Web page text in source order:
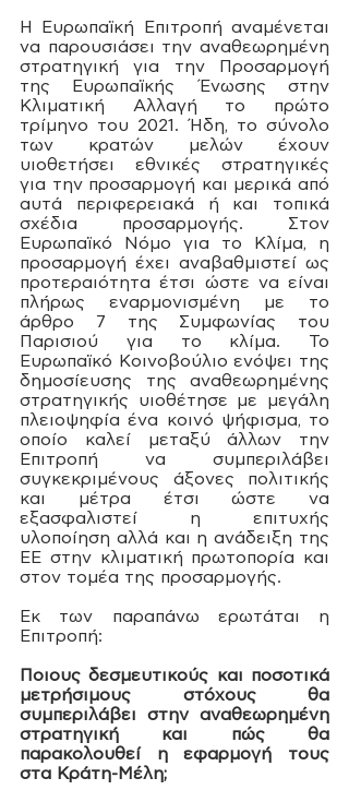
Η Ευρωπαϊκή Επιτροπή αναμένεται
να παρουσιάσει την αναθεωρημένη
στρατηγική για την Προσαρμογή
της Ευρωπαϊκής Ένωσης στην
Κλιματική Αλλαγή το πρώτο
τρίμηνο του 2021. Ήδη, το σύνολο
των κρατών μελών έχουν
υιοθετήσει εθνικές στρατηγικές
για την προσαρμογή και μερικά από
αυτά περιφερειακά ή και τοπικά
σχέδια προσαρμογής. Στον
Ευρωπαϊκό Νόμο για το Κλίμα, η
προσαρμογή έχει αναβαθμιστεί ως
προτεραιότητα έτσι ώστε να είναι
πλήρως εναρμονισμένη με το
άρθρο 7 της Συμφωνίας του
Παρισιού για το κλίμα. Το
Ευρωπαϊκό Κοινοβούλιο ενόψει της
δημοσίευσης της αναθεωρημένης
στρατηγικής υιοθέτησε με μεγάλη
πλειοψηφία ένα κοινό ψήφισμα, το
οποίο καλεί μεταξύ άλλων την
Επιτροπή να συμπεριλάβει
συγκεκριμένους άξονες πολιτικής
και μέτρα έτσι ώστε να
εξασφαλιστεί η επιτυχής
υλοποίηση αλλά και η ανάδειξη της
ΕΕ στην κλιματική πρωτοπορία και
στον τομέα της προσαρμογής.
Εκ των παραπάνω ερωτάται η
Επιτροπή:
Ποιους δεσμευτικούς και ποσοτικά
μετρήσιμους στόχους θα
συμπεριλάβει στην αναθεωρημένη
στρατηγική και πώς θα
παρακολουθεί η εφαρμογή τους
στα Κράτη-Μέλη;